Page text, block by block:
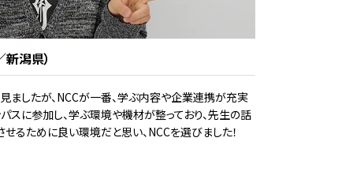
潟県）
ましたが、NCCが一番、学ぶ内容や企業連携が充実
スに参加し、学ぶ環境や機材が整っており、先生の話
るために良い環境だと思い、NCCを選びました！